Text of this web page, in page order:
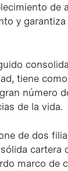
de
y
tiene
número
de la vida.
de dos
cartera
marco de